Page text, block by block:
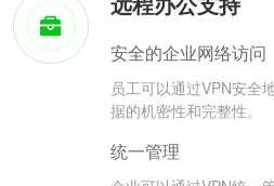
安全的企业网络访问
员工可以通过VPN安全
据的机密性和完整性。
统一管理